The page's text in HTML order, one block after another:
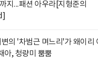
지...패션 아우라[지형준의
의 '차범근 며느리'가 왜이리
아, 청량미 뿜뿜